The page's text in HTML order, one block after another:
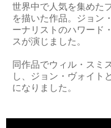
世界中で人気を集めた
を描いた作品。ジョン
ーナリストのハワード
スが演じました。
同作品でウィル・スミ
し、ジョン・ヴォイト
になりました。